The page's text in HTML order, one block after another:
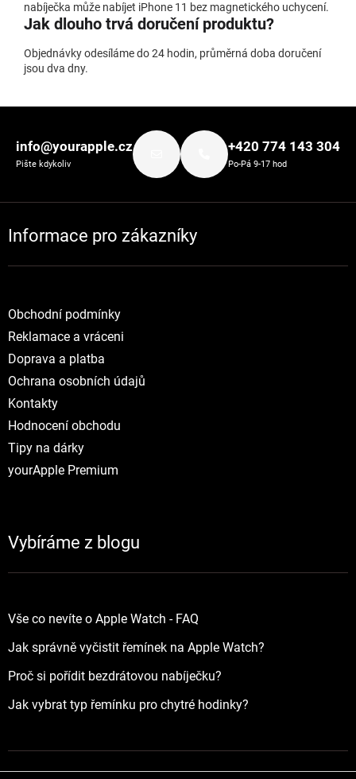
nabíječka může nabíjet iPhone 11 bez magnetického uchycení.
Jak dlouho trvá doručení produktu?
Objednávky odesíláme do 24 hodin, průměrná doba doručení
jsou dva dny.
info@yourapple.cz
Pište kdykoliv
+420 774 143 304
Po-Pá 9-17 hod
Informace pro zákazníky
Obchodní podmínky
Reklamace a vráceni
Doprava a platba
Ochrana osobních údajů
Kontakty
Hodnocení obchodu
Tipy na dárky
yourApple Premium
Vybíráme z blogu
Vše co nevíte o Apple Watch - FAQ
Jak správně vyčistit řemínek na Apple Watch?
Proč si pořídit bezdrátovou nabíječku?
Jak vybrat typ řemínku pro chytré hodinky?